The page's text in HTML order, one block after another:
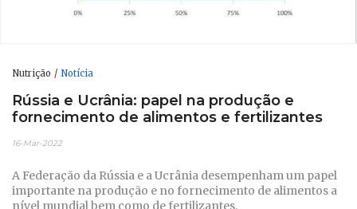
Nutrição Notícia
Rússia e Ucrânia: papel na produção e
fornecimento de alimentos e fertilizantes
16-Mar-2022
A Federação da Rússia e a Ucrânia desempenham um papel
importante na produção e no fornecimento de alimentos a
nível mundial bem como de fertilizantes.